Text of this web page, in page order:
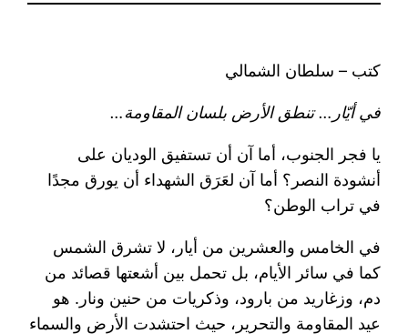
كتب – سلطان الشمالي
في أيّار… تنطق الأرض بلسان المقاومة…
يا فجر الجنوب، أما آن أن تستفيق الوديان على
أنشودة النصر؟ أما آن لعَرَق الشهداء أن يورق مجدًا
في تراب الوطن؟
في الخامس والعشرين من أيار، لا تشرق الشمس
كما في سائر الأيام، بل تحمل بين أشعتها قصائد من
دم، وزغاريد من بارود، وذكريات من حنين ونار. هو
عيد المقاومة والتحرير، حيث احتشدت الأرض والسماء